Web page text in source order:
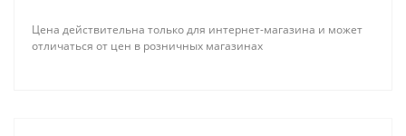
Цена действительна только для интернет-магазина и может
отличаться от цен в розничных магазинах